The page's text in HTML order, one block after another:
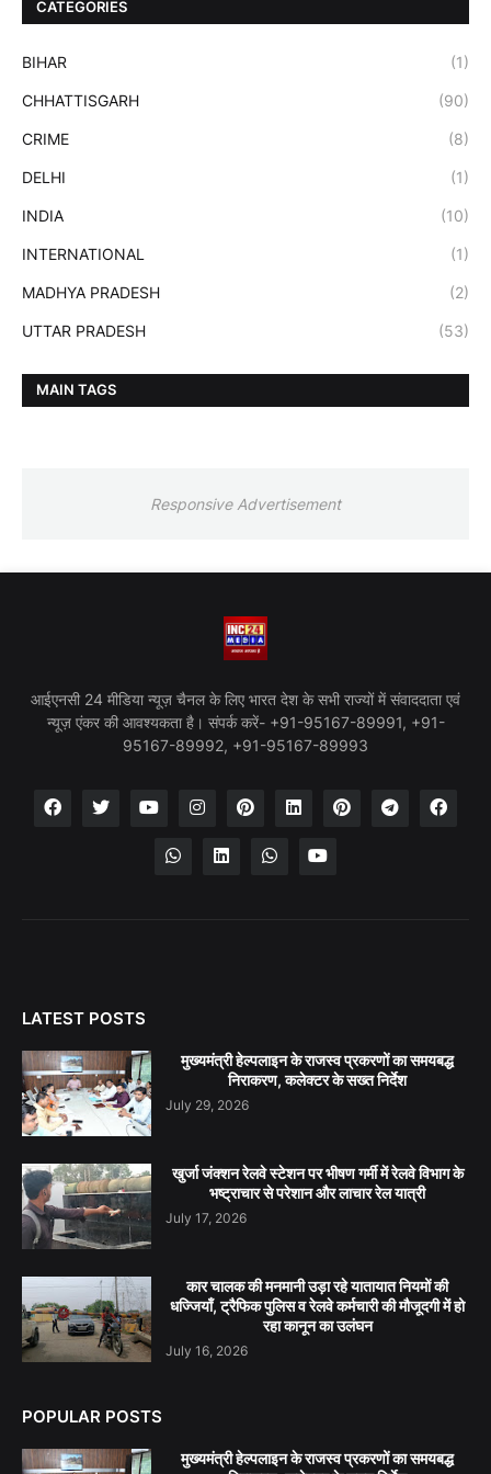
CATEGORIES
BIHAR (1)
CHHATTISGARH (90)
CRIME (8)
DELHI (1)
INDIA (10)
INTERNATIONAL (1)
MADHYA PRADESH (2)
UTTAR PRADESH (53)
MAIN TAGS
Responsive Advertisement
आईएनसी 24 मीडिया न्यूज़ चैनल के लिए भारत देश के सभी राज्यों में संवाददाता एवं
न्यूज़ एंकर की आवश्यकता है। संपर्क करें- +91-95167-89991, +91-
95167-89992, +91-95167-89993
LATEST POSTS
मुख्यमंत्री हेल्पलाइन के राजस्व प्रकरणों का समयबद्ध
निराकरण, कलेक्टर के सख्त निर्देश
July 29, 2026
खुर्जा जंक्शन रेलवे स्टेशन पर भीषण गर्मी में रेलवे विभाग के
भष्ट्राचार से परेशान और लाचार रेल यात्री
July 17, 2026
कार चालक की मनमानी उड़ा रहे यातायात नियमों की
धज्जियाँ, ट्रैफिक पुलिस व रेलवे कर्मचारी की मौजूदगी में हो
रहा कानून का उलंघन
July 16, 2026
POPULAR POSTS
मुख्यमंत्री हेल्पलाइन के राजस्व प्रकरणों का समयबद्ध